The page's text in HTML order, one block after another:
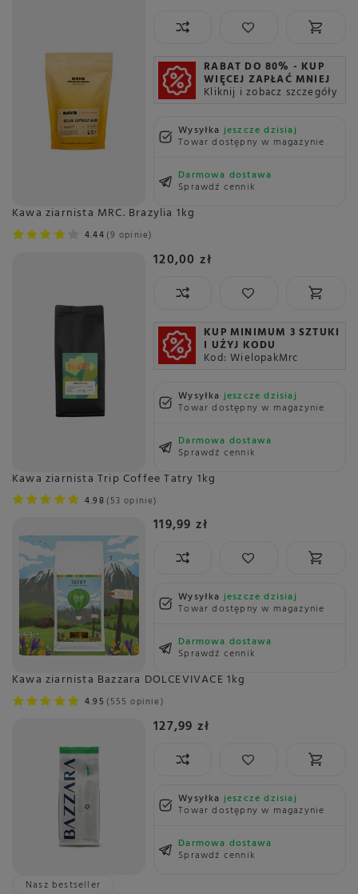
RABAT DO 80% - KUP
WIĘCEJ ZAPŁAĆ MNIEJ
Kliknij i zobacz szczegóły
Wysyłkajeszcze dzisiaj
Towar dostępny w magazynie
Darmowa dostawa
Sprawdź cennik
Kawa ziarnista MRC. Brazylia 1kg
4.44 9 opinie
120,00 zł
KUP MINIMUM 3 SZTUKI
I UŻYJ KODU
Kod: WielopakMrc
Wysyłkajeszcze dzisiaj
Towar dostępny w magazynie
Darmowa dostawa
Sprawdź cennik
Kawa ziarnista Trip Coffee Tatry 1kg
4.98 53 opinie
119,99 zł
Wysyłkajeszcze dzisiaj
Towar dostępny w magazynie
Darmowa dostawa
Sprawdź cennik
Kawa ziarnista Bazzara DOLCEVIVACE 1kg
4.95 555 opinie
127,99 zł
Wysyłkajeszcze dzisiaj
Towar dostępny w magazynie
Darmowa dostawa
Sprawdź cennik
Nasz bestseller